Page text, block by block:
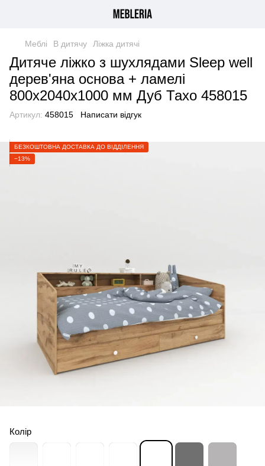
Меблі В дитячу Ліжка дитячі
Дитяче ліжко з шухлядами Sleep well
дерев'яна основа + ламелі
800х2040х1000 мм Дуб Тахо 458015
Артикул: 458015 Написати відгук
БЕЗКОШТОВНА ДОСТАВКА ДО ВІДДІЛЕННЯ
−13%
Колір